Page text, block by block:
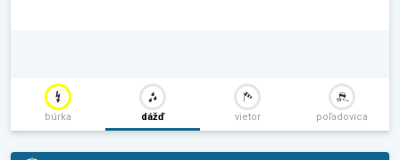
búrka dážď vietor poľadovica